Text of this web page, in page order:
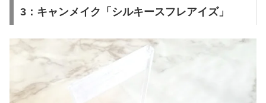
3：キャンメイク「シルキースフレアイズ」